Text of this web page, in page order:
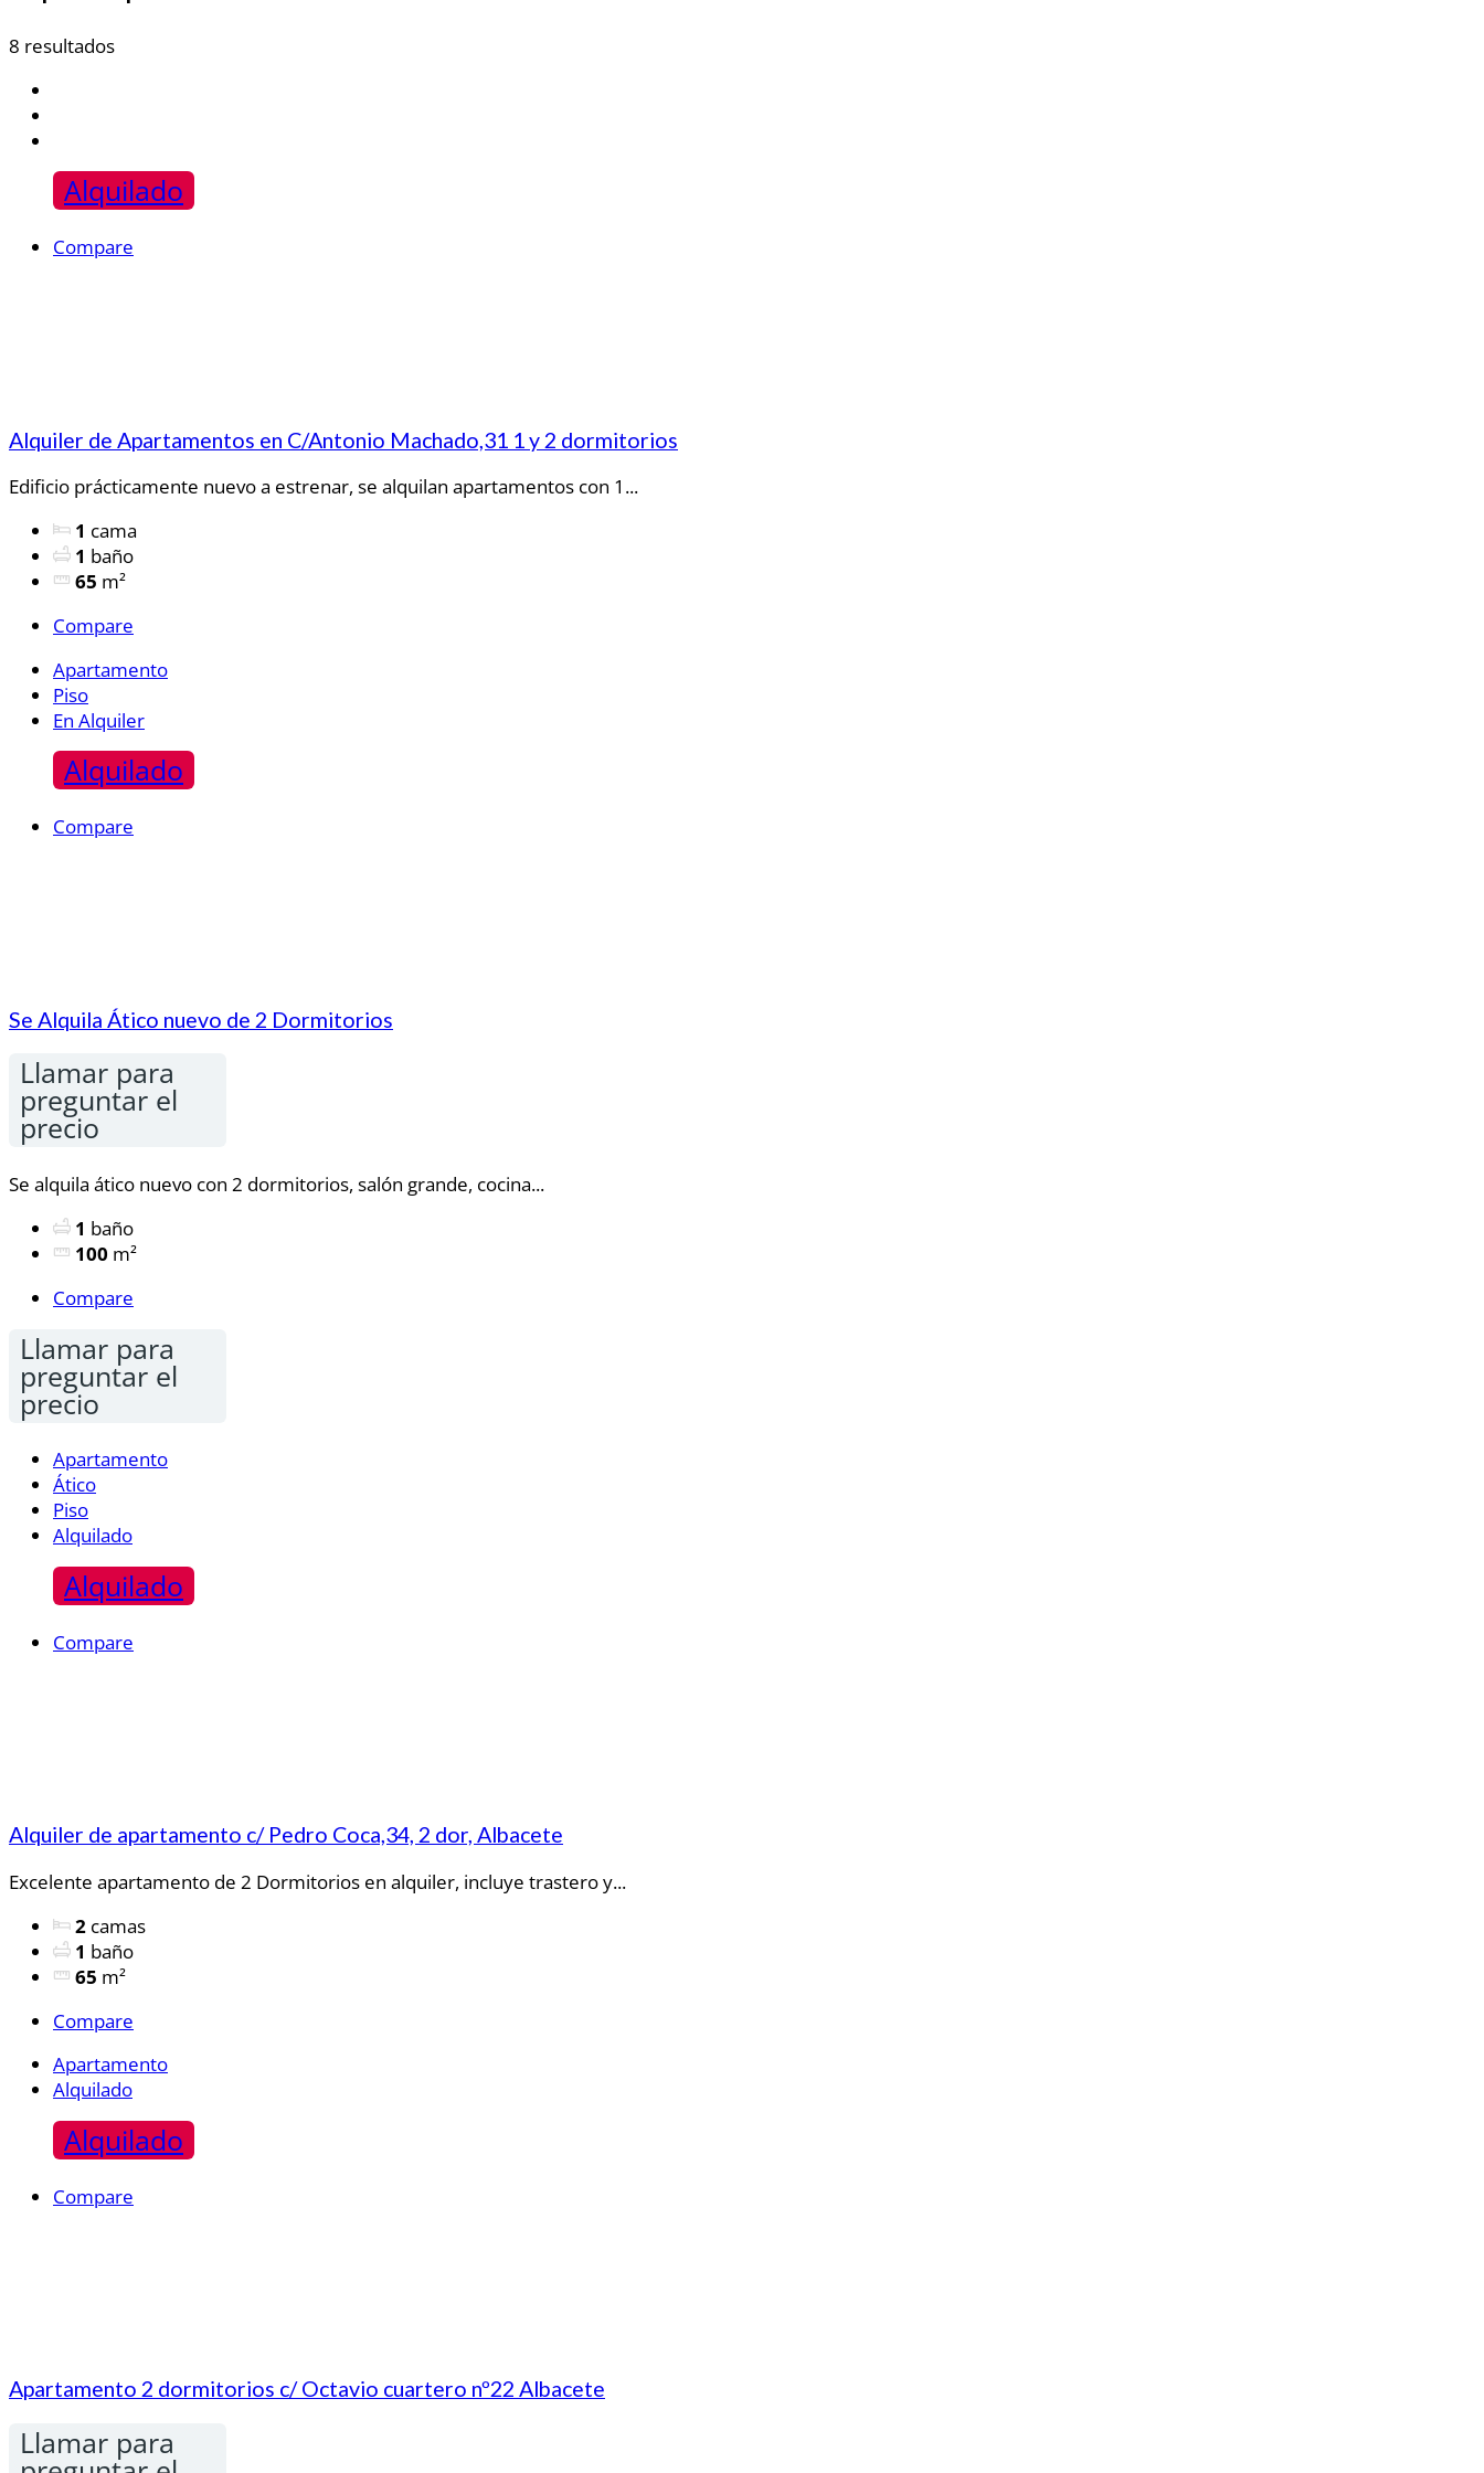
8 resultados
Alquilado
Compare
Alquiler de Apartamentos en C/Antonio Machado,31 1 y 2 dormitorios
Edificio prácticamente nuevo a estrenar, se alquilan apartamentos con 1...
1 cama
1 baño
65 m²
Compare
Apartamento
Piso
En Alquiler
Alquilado
Compare
Se Alquila Ático nuevo de 2 Dormitorios
Llamar para
preguntar el
precio
Se alquila ático nuevo con 2 dormitorios, salón grande, cocina...
1 baño
100 m²
Compare
Llamar para
preguntar el
precio
Apartamento
Ático
Piso
Alquilado
Alquilado
Compare
Alquiler de apartamento c/ Pedro Coca,34, 2 dor, Albacete
Excelente apartamento de 2 Dormitorios en alquiler, incluye trastero y...
2 camas
1 baño
65 m²
Compare
Apartamento
Alquilado
Alquilado
Compare
Apartamento 2 dormitorios c/ Octavio cuartero nº22 Albacete
Llamar para